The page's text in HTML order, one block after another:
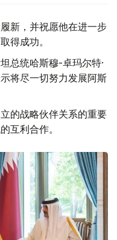
新，并祝愿他在进一步
得成功。
总统哈斯穆-卓玛尔特·
将尽一切努力发展阿斯
的战略伙伴关系的重要
互利合作。